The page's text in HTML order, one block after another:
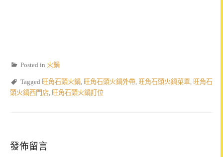
Posted in 火鍋
Tagged 旺角石頭火鍋 旺角石頭火鍋外帶 旺角石頭火鍋菜單 旺角石
頭火鍋西門店 旺角石頭火鍋訂位
發佈留言